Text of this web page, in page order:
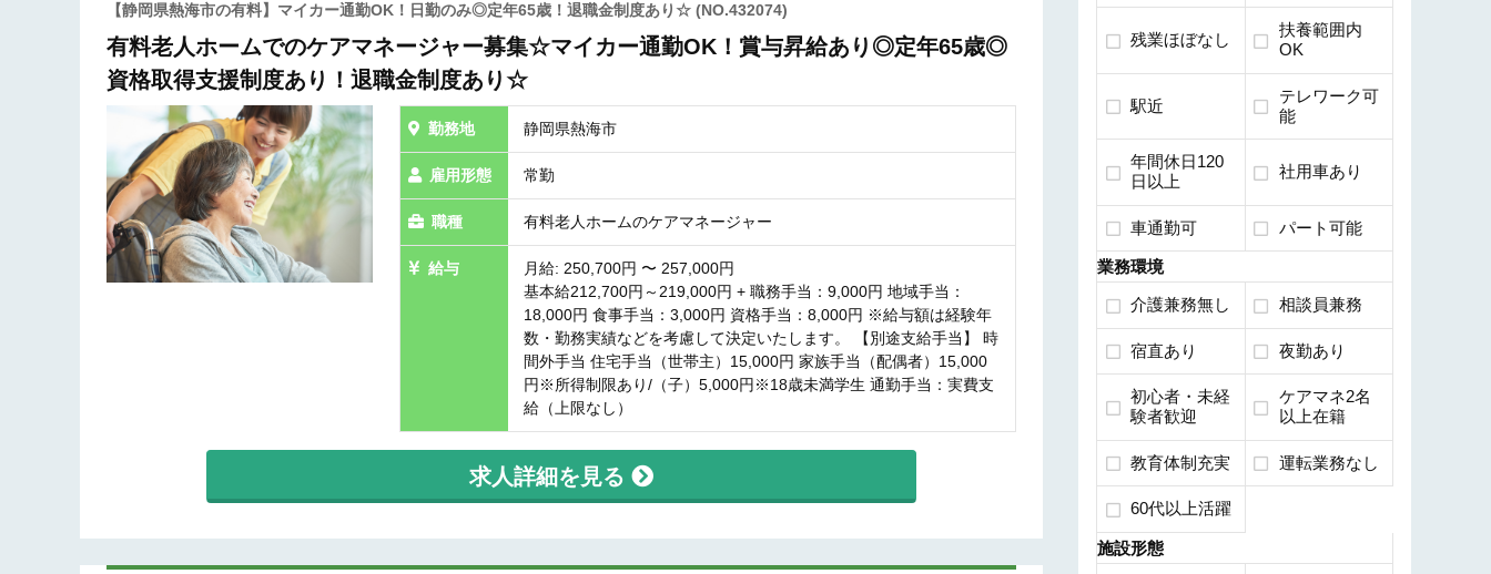
【静岡県熱海市の有料】マイカー通勤OK！日勤のみ◎定年65歳！退職金制度あり☆ (NO.432074)
有料老人ホームでのケアマネージャー募集☆マイカー通勤OK！賞与昇給あり◎定年65歳◎
資格取得支援制度あり！退職金制度あり☆
勤務地 静岡県熱海市
雇用形態 常勤
職種 有料老人ホームのケアマネージャー
給与
月給: 250,700円 〜 257,000円
基本給212,700円～219,000円 + 職務手当：9,000円 地域手当：
18,000円 食事手当：3,000円 資格手当：8,000円 ※給与額は経験年
数・勤務実績などを考慮して決定いたします。 【別途支給手当】 時
間外手当 住宅手当（世帯主）15,000円 家族手当（配偶者）15,000
円※所得制限あり/（子）5,000円※18歳未満学生 通勤手当：実費支
給（上限なし）
求人詳細を見る
残業ほぼなし
扶養範囲内
OK
駅近
テレワーク可
能
年間休日120
日以上
社用車あり
車通勤可 パート可能
業務環境
介護兼務無し 相談員兼務
宿直あり 夜勤あり
初心者・未経
験者歓迎
ケアマネ2名
以上在籍
教育体制充実 運転業務なし
60代以上活躍
施設形態